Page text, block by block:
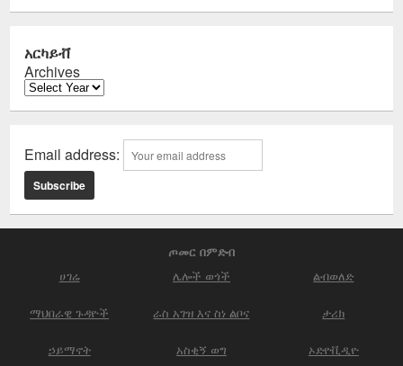
አርካይቭ
Archives
Email address:
ጦመር በምድብ
ሀገሬ ሌሎች ወጎች ልብወለድ
ማህበራዊ ጉዳዮች ራስ አገዝ እና ስነ ልቦና ታሪክ
ኃይማኖት አስቂኝ ወግ ኦድዮቪዲዮ